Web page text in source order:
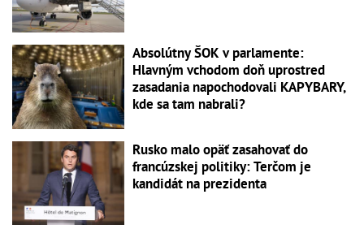
Absolútny ŠOK v parlamente:
Hlavným vchodom doň uprostred
zasadania napochodovali KAPYBARY,
kde sa tam nabrali?
Rusko malo opäť zasahovať do
francúzskej politiky: Terčom je
kandidát na prezidenta